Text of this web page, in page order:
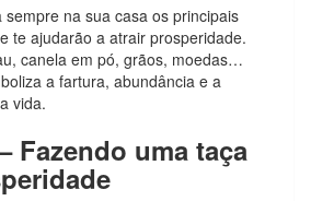
na sua casa os principais
te ajudarão a atrair prosperidade.
canela em pó, grãos, moedas…
a fartura, abundância e a
vida.
uma taça